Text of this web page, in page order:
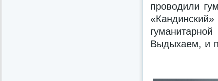
проводили
Выдыхаем, и